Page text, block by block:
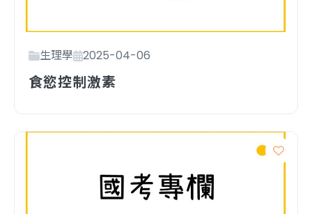
生理學 2025-04-06
食慾控制激素